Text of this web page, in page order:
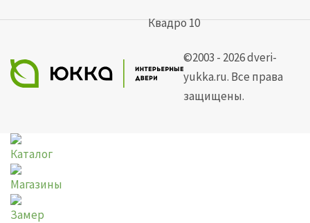
Квадро 10
©2003 - 2026 dveri-
yukka.ru. Все права
защищены.
Каталог
Магазины
Замер